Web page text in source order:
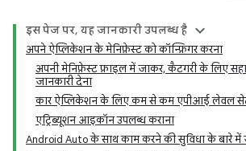
इस पेज पर, यह जानकारी उपलब्ध है
अपने ऐप्लिकेशन के मेनिफ़ेस्ट को कॉन्फ़िगर करना
अपनी मेनिफ़ेस्ट फ़ाइल में जाकर, कैटगरी के लिए
जानकारी देना
कार ऐप्लिकेशन के लिए कम से कम एपीआई लेवल
एट्रिब्यूशन आइकॉन उपलब्ध कराना
Android Auto के साथ काम करने की सुविधा के बारे में